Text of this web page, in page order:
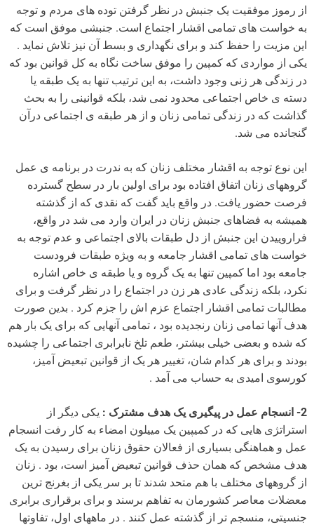
از رموز موفقیت یک جنبش در نظر گرفتن توده های مردم و توجه
به خواست های تمامی اقشار اجتماع است. جنبشی موفق است که
این مزیت را حفظ کند و برای نگهداری و بسط آن نیز تلاش نماید .
یکی از مواردی که کمپین را موفق ساخت نگاه به کل قوانین بود که
در زندگی هر زنی وجود داشت، به این ترتیب تنها به یک طبقه یا
دسته ی خاص اجتماعی محدود نمی شد، بلکه قوانینی را به بحث
گذاشت که در زندگی تمامی زنان و از هر طبقه ی اجتماعی درآن
گنجانده می شد.
این نوع توجه به اقشار مختلف زنان که به ندرت در برنامه ی عمل
گروههای زنان اتفاق افتاده بود برای اولین بار در سطح گسترده
فرصت حضور یافت. در واقع باید گفت که نقدی که از گذشته
همیشه به فضاهای جنبش زنان در ایران وارد می شد در واقع،
فراروییدن این جنبش از دل طبقات بالای اجتماعی و عدم توجه به
خواست های تمامی اقشار جامعه و به ویژه طبقات فرودست
جامعه بود اما کمپین تنها به یک گروه و یا طبقه ی خاص اشاره
نکرد، بلکه زندگی عادی هر زن در اجتماع را در نظر گرفت و برای
مطالبات تمامی اقشار اجتماع عزم اش را جزم کرد . بدین صورت
هدف آنها تمامی زنان رنجدیده بود ، تمامی آنهایی که برای یک بار هم
که شده و بعضی خیلی بیشتر، طعم تلخ نابرابری اجتماعی را چشیده
بودند و برای هر کدام شان، تغییر هر یک از قوانین تبعیض آمیز،
کورسوی امیدی به حساب می آمد .
2- انسجام عمل در پیگیری یک هدف مشترک :
یکی دیگر از
استراتژی هایی که در کمیپین یک مییلون امضاء به کار رفت انسجام
عمل و هماهنگی بسیاری از فعالان حقوق زنان برای رسیدن به یک
هدف مشخص که همان حذف قوانین تبعیض آمیز است، بود . زنان
از گروههای مختلف با هم متحد شدند تا بر سر یکی از بغرنج ترین
معضلات معاصر کشورمان به تفاهم برسند و برای برقراری برابری
جنسیتی، منسجم تر از گذشته عمل کنند . در ماههای اول، تفاوتها